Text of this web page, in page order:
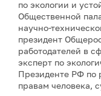
по экологии и
Общественной
научно-
президент
работодателей в
эксперт по
Президенте РФ по
правам человека,